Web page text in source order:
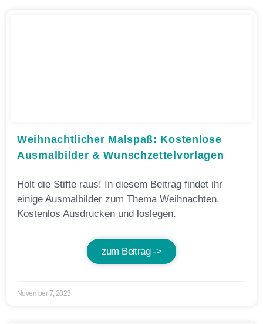
Weihnachtlicher Malspaß: Kostenlose
Ausmalbilder & Wunschzettelvorlagen
Holt die Stifte raus! In diesem Beitrag findet ihr
einige Ausmalbilder zum Thema Weihnachten.
Kostenlos Ausdrucken und loslegen.
zum Beitrag ->
November 7, 2023